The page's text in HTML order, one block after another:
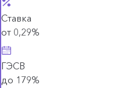
Ставка
от 0,29%
ГЭСВ
до 179%